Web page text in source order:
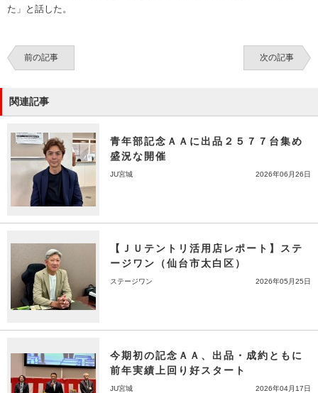
た」と話した。
前の記事 次の記事
関連記事
青年部記念ＡＡに出品２５７７台集め
盛況な開催
JU宮城 2026年06月26日
【ＪＵテントリ活用店レポート】ステ
ージワン（仙台市太白区）
ステージワン 2026年05月25日
今期初の記念ＡＡ、出品・成約ともに
前年実績上回り好スタート
JU宮城 2026年04月17日